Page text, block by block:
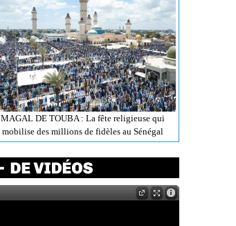
MAGAL DE TOUBA : La fête religieuse qui
mobilise des millions de fidèles au Sénégal